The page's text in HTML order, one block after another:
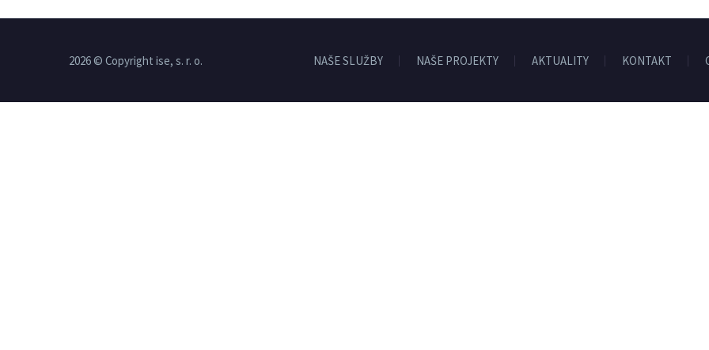
NAŠE SLUŽBY NAŠE PROJEKTY AKTUALITY KONTAKT
2026 © Copyright ise, s. r. o.